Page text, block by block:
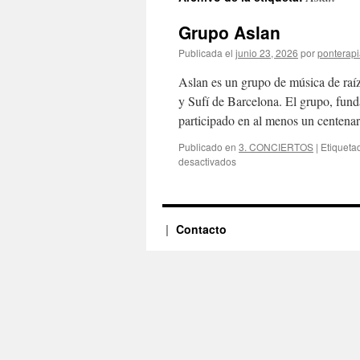
Grupo Aslan
Publicada el junio 23, 2026 por
Aslan es un grupo de música de
y Sufí de Barcelona. El grupo,
participado en al menos un
Publicado en 3. CONCIERTOS |
desactivadosen
Contacto